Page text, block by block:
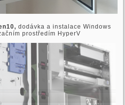
dodávka a instalace Windows
prostředím HyperV